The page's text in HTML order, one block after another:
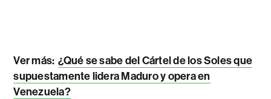
Ver más: ¿Qué se sabe del Cártel de los Soles que
supuestamente lidera Maduro y opera en
Venezuela?